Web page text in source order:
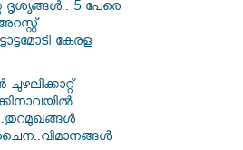
ദൃശ്യങ്ങൾ.. 5 പേരെ
കേരള
ചൈന..വിമാനങ്ങൾ